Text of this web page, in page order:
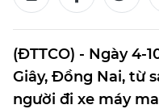
(ĐTTCO) - Ngày 4-
Giây, Đồng Nai, từ
người đi xe máy